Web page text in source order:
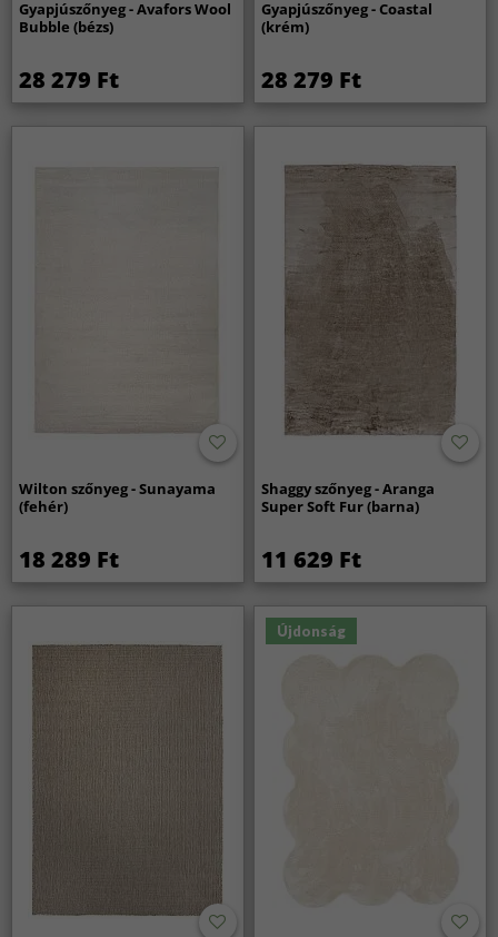
Gyapjúszőnyeg - Avafors Wool
Bubble (bézs)
28 279 Ft
Gyapjúszőnyeg - Coastal
(krém)
28 279 Ft
Wilton szőnyeg - Sunayama
(fehér)
18 289 Ft
Shaggy szőnyeg - Aranga
Super Soft Fur (barna)
11 629 Ft
Újdonság